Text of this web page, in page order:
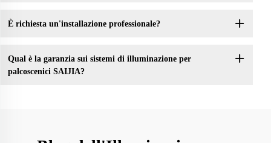
È richiesta un'installazione professionale?
Qual è la garanzia sui sistemi di illuminazione per
palcoscenici SAIJIA?